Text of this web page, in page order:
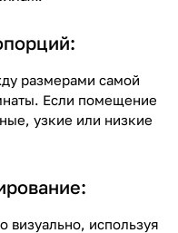
размерами самой
Если помещение
узкие или низкие
визуально, используя